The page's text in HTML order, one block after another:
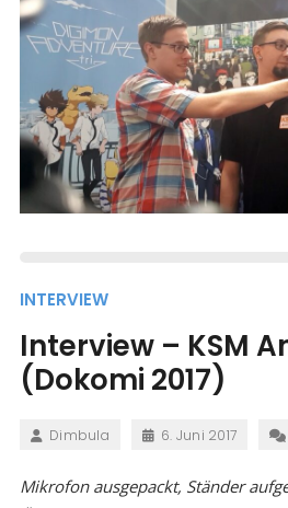
INTERVIEW
Interview – KSM
(Dokomi 2017)
Dimbula 6. Juni 2017
Mikrofon ausgepackt, Ständer